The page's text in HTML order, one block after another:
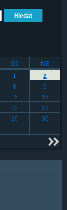
SO
NE
1
2
8
9
15
16
22
23
29
30